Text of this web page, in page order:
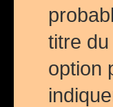
titre
option